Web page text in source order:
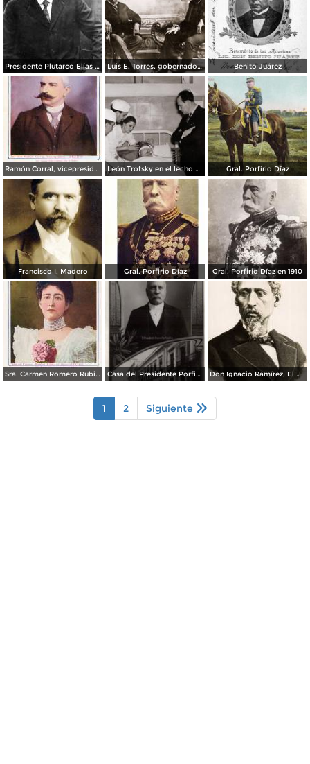
Presidente Plutarco Elías Calles Luis E. Torres, gobernador de Sonora, y Ramón Corral, vicepresidente de la república (ca. 1908) Benito Juárez
Ramón Corral, vicepresidente porfiriano León Trotsky en el lecho de muerte (1940) Gral. Porfirio Díaz
Francisco I. Madero Gral. Porfirio Díaz Gral. Porfirio Díaz en 1910
Sra. Carmen Romero Rubio de Díaz Casa del Presidente Porfirio Díaz, en la Calle Cadena Don Ignacio Ramírez, El Nigromante
1 2 Siguiente